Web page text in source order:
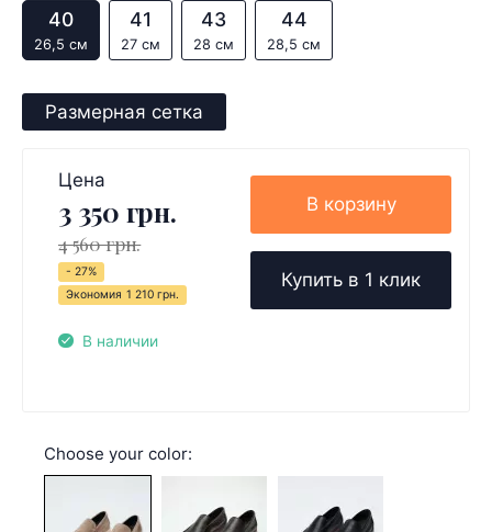
40
26,5 см
41
27 см
43
28 см
44
28,5 см
Размерная сетка
Цена
3 350 грн.
4 560 грн.
- 27%
Экономия 1 210 грн.
В наличии
В корзину
Купить в 1 клик
Choose your color: